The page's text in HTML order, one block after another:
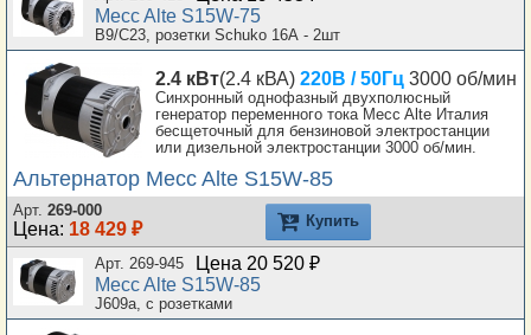
Mecc Alte S15W-75
B9/C23, розетки Schuko 16А - 2шт
2.4 кВт(2.4 кВА) 220В / 50Гц 3000 об/мин
Синхронный однофазный двухполюсный
генератор переменного тока Mecc Alte Италия
бесщеточный для бензиновой электростанции
или дизельной электростанции 3000 об/мин.
Альтернатор Mecc Alte S15W-85
Арт. 269-000
Цена: 18 429 ₽ Купить
Арт. 269-945
Цена 20 520 ₽
Mecc Alte S15W-85
J609a, с розетками